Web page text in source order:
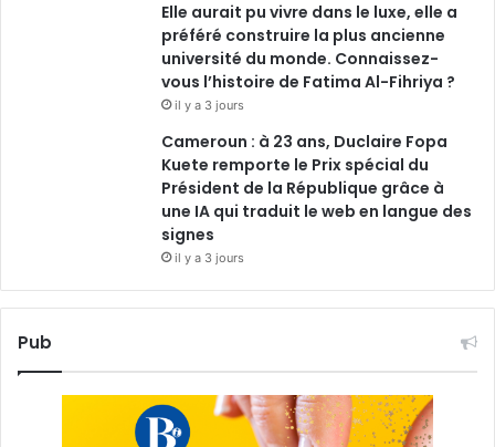
Elle aurait pu vivre dans le luxe, elle a
préféré construire la plus ancienne
université du monde. Connaissez-
vous l’histoire de Fatima Al-Fihriya ?
il y a 3 jours
Cameroun : à 23 ans, Duclaire Fopa
Kuete remporte le Prix spécial du
Président de la République grâce à
une IA qui traduit le web en langue des
signes
il y a 3 jours
Pub